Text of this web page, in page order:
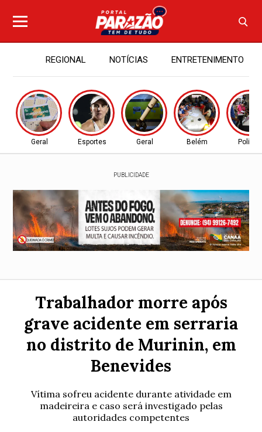
REGIONAL NOTÍCIAS ENTRETENIMENTO
Geral Esportes Geral Belém Política
PUBLICIDADE
Trabalhador morre após
grave acidente em serraria
no distrito de Murinin, em
Benevides
Vítima sofreu acidente durante atividade em
madeireira e caso será investigado pelas
autoridades competentes